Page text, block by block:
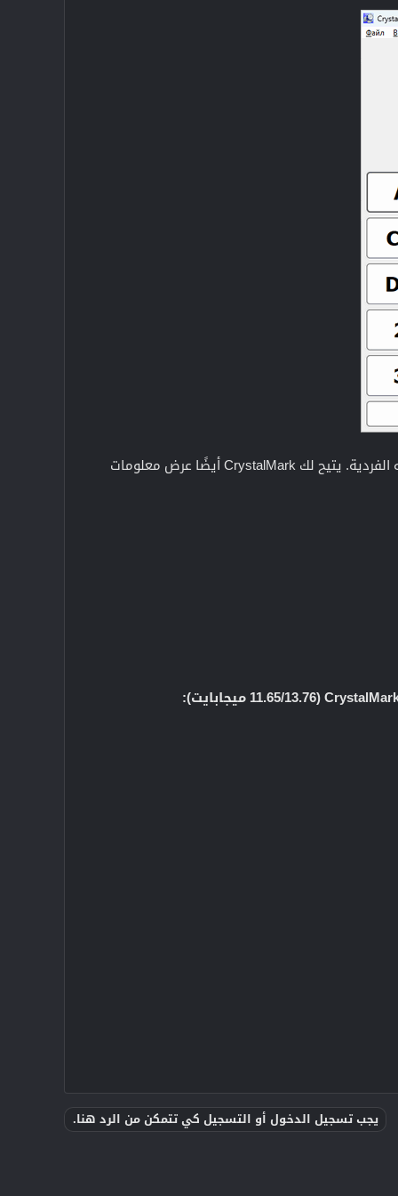
هو برنامج قوي وسهل الاستخدام لاختبار ومقارنة سرعة جهاز الكمبيوتر الخاص بك ومكوناته الفردية. يتيح لك CrystalMark أيضًا عرض معلومات
يجب تسجيل الدخول أو التسجيل كي تتمكن من الرد هنا.